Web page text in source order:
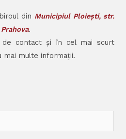
din Municipiul Ploiești, str.
.
de contact și în cel mai scurt
mai multe informații.